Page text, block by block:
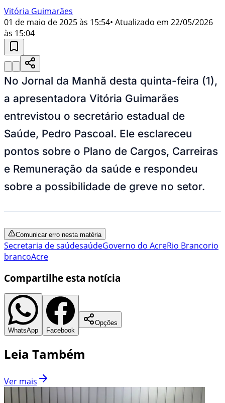
Vitória Guimarães
01 de maio de 2025 às 15:54• Atualizado em 22/05/2026
às 15:04
No Jornal da Manhã desta quinta-feira (1),
a apresentadora Vitória Guimarães
entrevistou o secretário estadual de
Saúde, Pedro Pascoal. Ele esclareceu
pontos sobre o Plano de Cargos, Carreiras
e Remuneração da saúde e respondeu
sobre a possibilidade de greve no setor.
Comunicar erro nesta matéria
Secretaria de saúdesaúdeGoverno do AcreRio Brancorio
brancoAcre
Compartilhe esta notícia
WhatsApp Facebook
Opções
Leia Também
Ver mais